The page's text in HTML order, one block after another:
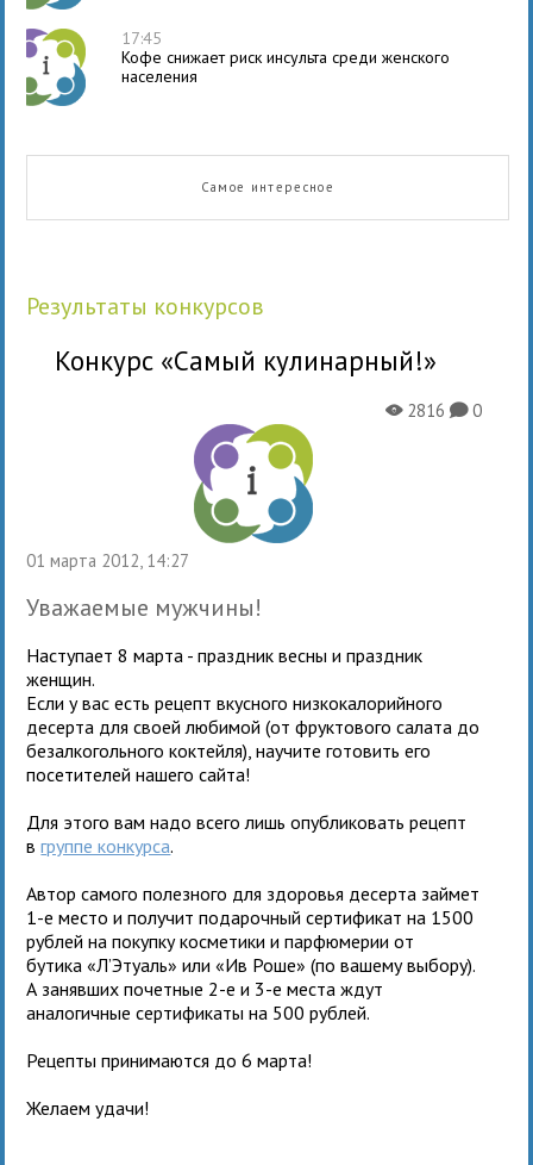
17:45
Кофе снижает риск инсульта среди женского
населения
Самое интересное
Результаты конкурсов
Конкурс «Самый кулинарный!»
01 марта 2012, 14:27
X2816K0
Уважаемые мужчины!
Наступает 8 марта - праздник весны и праздник
женщин.
Если у вас есть рецепт вкусного низкокалорийного
десерта для своей любимой (от фруктового салата до
безалкогольного коктейля), научите готовить его
посетителей нашего сайта!
Для этого вам надо всего лишь опубликовать рецепт
вгруппе конкурса.
Автор самого полезного для здоровья десерта займет
1-е место и получит подарочный сертификат на 1500
рублей на покупку косметики и парфюмерии от
бутика «Л’Этуаль» или «Ив Роше» (по вашему выбору).
А занявших почетные 2-е и 3-е места ждут
аналогичные сертификаты на 500 рублей.
Рецепты принимаются до 6 марта!
Желаем удачи!